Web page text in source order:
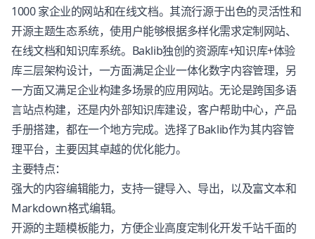
1000 家企业的网站和在线文档。其流行源于出色的灵活性和
开源主题生态系统，使用户能够根据多样化需求定制网站、
在线文档和知识库系统。Baklib独创的资源库+知识库+体验
库三层架构设计，一方面满足企业一体化数字内容管理，另
一方面又满足企业构建多场景的应用网站。无论是跨国多语
言站点构建，还是内外部知识库建设，客户帮助中心，产品
手册搭建，都在一个地方完成。选择了Baklib作为其内容管
理平台，主要因其卓越的优化能力。
主要特点：
强大的内容编辑能力，支持一键导入、导出，以及富文本和
Markdown格式编辑。
开源的主题模板能力，方便企业高度定制化开发千站千面的